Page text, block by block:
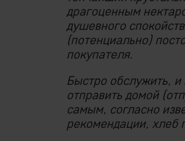
драгоценным
душевного
(потенциально)
покупателя.
Быстро обслужить,
отправить домой
самым, согласно
рекомендации, хлеб